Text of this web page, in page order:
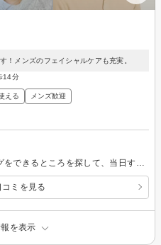
！メンズのフェイシャルケアも充実。
14分
える メンズ歓迎
ミを見る
を表示